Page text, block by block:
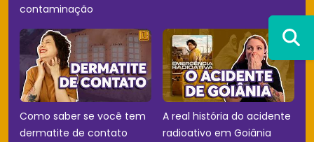
contaminação
Como saber se você tem
dermatite de contato
A real história do acidente
radioativo em Goiânia